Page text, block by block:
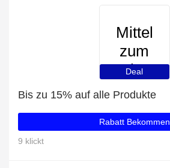
Mittel
zum
Leben
Deal
Bis zu 15% auf alle Produkte
Rabatt Bekommen
9 klickt